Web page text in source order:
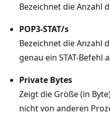
Bezeichnet die Anzahl
POP3-STAT/s
Bezeichnet die Anzahl
genau ein STAT-Befehl
Private Bytes
Zeigt die Größe (in
nicht von anderen